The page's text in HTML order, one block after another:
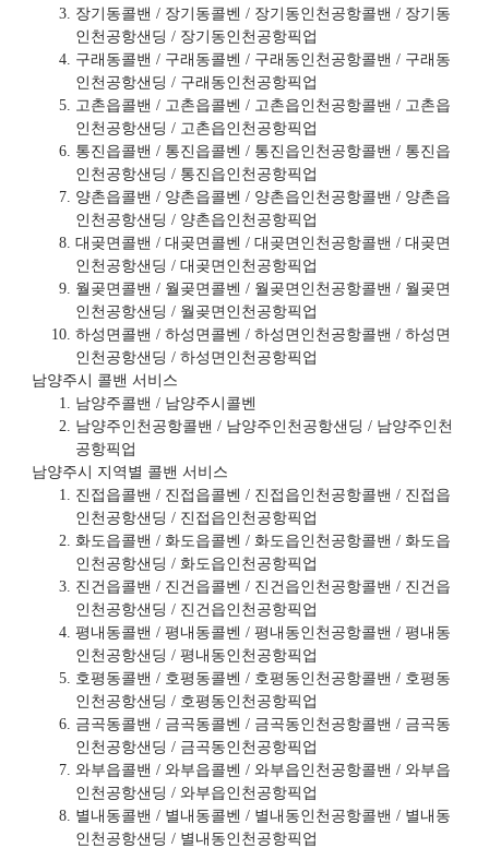
장기동콜밴 / 장기동콜벤 / 장기동인천공항콜밴 / 장기동
인천공항샌딩 / 장기동인천공항픽업
구래동콜밴 / 구래동콜벤 / 구래동인천공항콜밴 / 구래동
인천공항샌딩 / 구래동인천공항픽업
고촌읍콜밴 / 고촌읍콜벤 / 고촌읍인천공항콜밴 / 고촌읍
인천공항샌딩 / 고촌읍인천공항픽업
통진읍콜밴 / 통진읍콜벤 / 통진읍인천공항콜밴 / 통진읍
인천공항샌딩 / 통진읍인천공항픽업
양촌읍콜밴 / 양촌읍콜벤 / 양촌읍인천공항콜밴 / 양촌읍
인천공항샌딩 / 양촌읍인천공항픽업
대곶면콜밴 / 대곶면콜벤 / 대곶면인천공항콜밴 / 대곶면
인천공항샌딩 / 대곶면인천공항픽업
월곶면콜밴 / 월곶면콜벤 / 월곶면인천공항콜밴 / 월곶면
인천공항샌딩 / 월곶면인천공항픽업
하성면콜밴 / 하성면콜벤 / 하성면인천공항콜밴 / 하성면
인천공항샌딩 / 하성면인천공항픽업
남양주시 콜밴 서비스
남양주콜밴 / 남양주시콜벤
남양주인천공항콜밴 / 남양주인천공항샌딩 / 남양주인천
공항픽업
남양주시 지역별 콜밴 서비스
진접읍콜밴 / 진접읍콜벤 / 진접읍인천공항콜밴 / 진접읍
인천공항샌딩 / 진접읍인천공항픽업
화도읍콜밴 / 화도읍콜벤 / 화도읍인천공항콜밴 / 화도읍
인천공항샌딩 / 화도읍인천공항픽업
진건읍콜밴 / 진건읍콜벤 / 진건읍인천공항콜밴 / 진건읍
인천공항샌딩 / 진건읍인천공항픽업
평내동콜밴 / 평내동콜벤 / 평내동인천공항콜밴 / 평내동
인천공항샌딩 / 평내동인천공항픽업
호평동콜밴 / 호평동콜벤 / 호평동인천공항콜밴 / 호평동
인천공항샌딩 / 호평동인천공항픽업
금곡동콜밴 / 금곡동콜벤 / 금곡동인천공항콜밴 / 금곡동
인천공항샌딩 / 금곡동인천공항픽업
와부읍콜밴 / 와부읍콜벤 / 와부읍인천공항콜밴 / 와부읍
인천공항샌딩 / 와부읍인천공항픽업
별내동콜밴 / 별내동콜벤 / 별내동인천공항콜밴 / 별내동
인천공항샌딩 / 별내동인천공항픽업